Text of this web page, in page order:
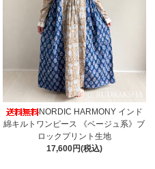
NORDIC HARMONY インド
綿キルトワンピース 《ベージュ系》ブ
ロックプリント生地
17,600円(税込)